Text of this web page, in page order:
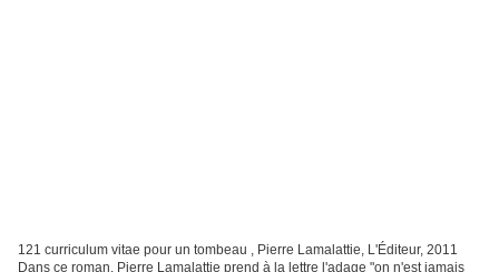
121 curriculum vitae pour un tombeau , Pierre Lamalattie, L'Éditeur, 2011
Dans ce roman, Pierre Lamalattie prend à la lettre l'adage "on n'est jamais